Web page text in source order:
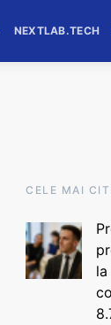
NEXTLAB.TECH
CELE MAI